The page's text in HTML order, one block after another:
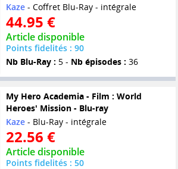
Kaze- Coffret Blu-Ray - intégrale
44.95 €
Article disponible
Points fidelités : 90
Nb Blu-Ray : 5 - Nb épisodes : 36
My Hero Academia - Film : World
Heroes' Mission - Blu-ray
Kaze- Blu-Ray - intégrale
22.56 €
Article disponible
Points fidelités : 50